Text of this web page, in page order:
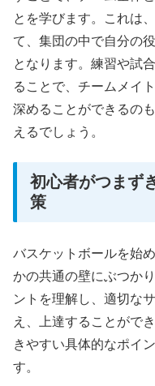
とを学びます。これは
て、集団の中で自分の
となります。練習や試
ることで、チームメイ
深めることができるの
えるでしょう。
初心者がつまず
策
バスケットボールを始
かの共通の壁にぶつか
ントを理解し、適切な
え、上達することがで
きやすい具体的なポイ
す。